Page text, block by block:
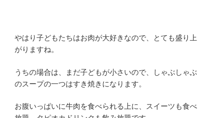
やはり子どもたちはお肉が大好きなので、とても盛り上
がりますね。
うちの場合は、まだ子どもが小さいので、しゃぶしゃぶ
のスープの一つはすき焼きになります。
お腹いっぱいに牛肉を食べられる上に、スイーツも食べ